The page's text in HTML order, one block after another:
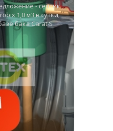
- септик
1,0 м3 в сутки,
бака Carat S